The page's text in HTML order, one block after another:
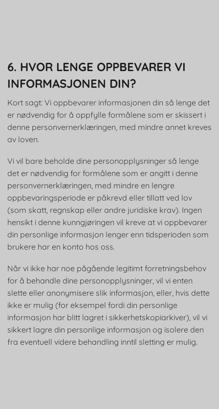
6. HVOR LENGE OPPBEVARER VI
INFORMASJONEN DIN?
Kort sagt: Vi oppbevarer informasjonen din så lenge det
er nødvendig for å oppfylle formålene som er skissert i
denne personvernerklæringen, med mindre annet kreves
av loven.
Vi vil bare beholde dine personopplysninger så lenge
det er nødvendig for formålene som er angitt i denne
personvernerklæringen, med mindre en lengre
oppbevaringsperiode er påkrevd eller tillatt ved lov
(som skatt, regnskap eller andre juridiske krav). Ingen
hensikt i denne kunngjøringen vil kreve at vi oppbevarer
din personlige informasjon lenger enn tidsperioden som
brukere har en konto hos oss.
Når vi ikke har noe pågående legitimt forretningsbehov
for å behandle dine personopplysninger, vil vi enten
slette eller anonymisere slik informasjon, eller, hvis dette
ikke er mulig (for eksempel fordi din personlige
informasjon har blitt lagret i sikkerhetskopiarkiver), vil vi
sikkert lagre din personlige informasjon og isolere den
fra eventuell videre behandling inntil sletting er mulig.